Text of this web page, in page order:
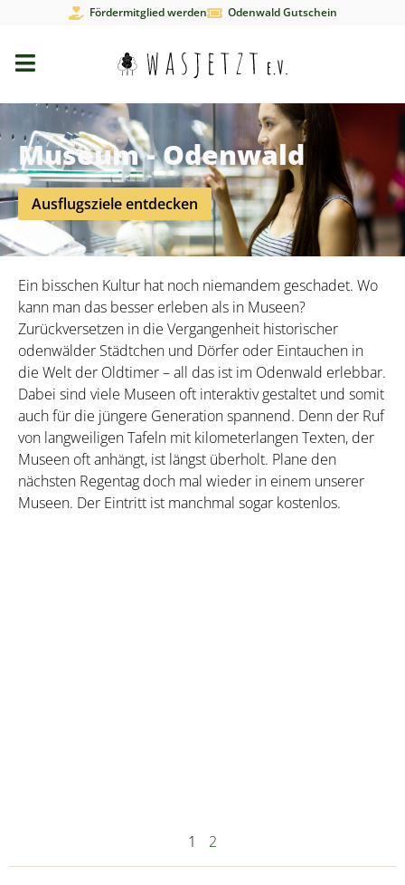
Fördermitglied werden Odenwald Gutschein
Museum - Odenwald
Ausflugsziele entdecken
Ein bisschen Kultur hat noch niemandem geschadet. Wo
kann man das besser erleben als in Museen?
Zurückversetzen in die Vergangenheit historischer
odenwälder Städtchen und Dörfer oder Eintauchen in
die Welt der Oldtimer – all das ist im Odenwald erlebbar.
Dabei sind viele Museen oft interaktiv gestaltet und somit
auch für die jüngere Generation spannend. Denn der Ruf
von langweiligen Tafeln mit kilometerlangen Texten, der
Museen oft anhängt, ist längst überholt. Plane den
nächsten Regentag doch mal wieder in einem unserer
Museen. Der Eintritt ist manchmal sogar kostenlos.
1 2